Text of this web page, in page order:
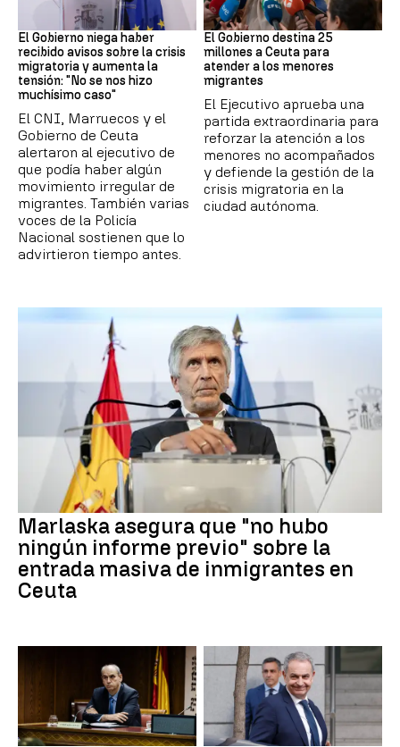
El Gobierno niega haber
recibido avisos sobre la crisis
migratoria y aumenta la
tensión: "No se nos hizo
muchísimo caso"
El CNI, Marruecos y el
Gobierno de Ceuta
alertaron al ejecutivo de
que podía haber algún
movimiento irregular de
migrantes. También varias
voces de la Policía
Nacional sostienen que lo
advirtieron tiempo antes.
Crisis migratoria
El Gobierno destina 25
millones a Ceuta para
atender a los menores
migrantes
El Ejecutivo aprueba una
partida extraordinaria para
reforzar la atención a los
menores no acompañados
y defiende la gestión de la
crisis migratoria en la
ciudad autónoma.
Marlaska asegura que "no hubo
ningún informe previo" sobre la
entrada masiva de inmigrantes en
Ceuta